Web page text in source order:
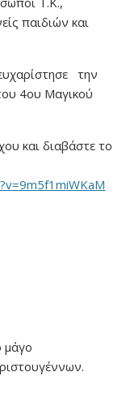
παιδιών και
την
4ου Μαγικού
και διαβάστε το
μάγο